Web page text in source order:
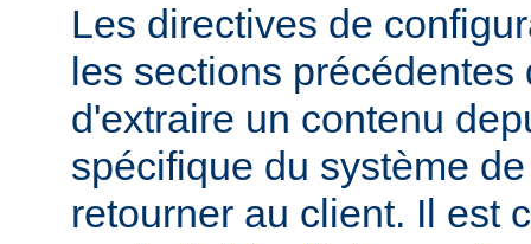
Les directives de
les sections précédentes
d'extraire un contenu
spécifique du système
retourner au client. Il est